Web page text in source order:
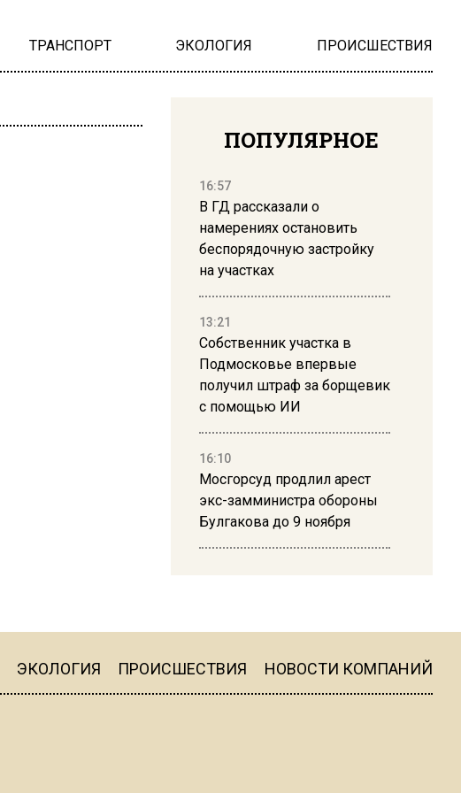
ТРАНСПОРТ ЭКОЛОГИЯ ПРОИСШЕСТВИЯ
ПОПУЛЯРНОЕ
16:57
В ГД рассказали о
намерениях остановить
беспорядочную застройку
на участках
13:21
Собственник участка в
Подмосковье впервые
получил штраф за борщевик
с помощью ИИ
16:10
Мосгорсуд продлил арест
экс-замминистра обороны
Булгакова до 9 ноября
16:19
ЭКОЛОГИЯ ПРОИСШЕСТВИЯ НОВОСТИ КОМПАНИЙ